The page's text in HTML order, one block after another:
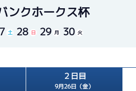
ックス
・
ング
モーター台帳
ボートデータ
水面特性・進入コース別
ンクホークス杯
土 28 日 29 月 30 火
２日目
9月26日（金）